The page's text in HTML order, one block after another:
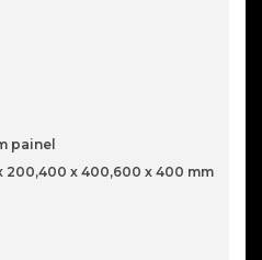
painel
200,400 x 400,600 x 400 mm